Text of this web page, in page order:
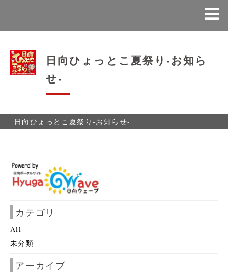
日向ひょっとこ夏祭り-お知ら
せ-
日向ひょっとこ夏祭り-お知らせ-
カテゴリ
All
未分類
アーカイブ